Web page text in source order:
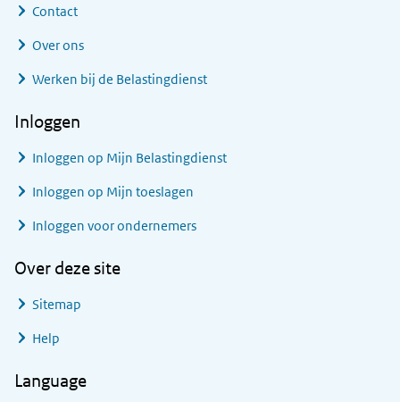
Contact
Over ons
Werken bij de Belastingdienst
Inloggen
Inloggen op Mijn Belastingdienst
Inloggen op Mijn toeslagen
Inloggen voor ondernemers
Over deze site
Sitemap
Help
Language